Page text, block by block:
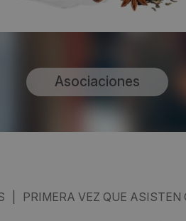
Asociaciones
PRIMERA VEZ QUE ASISTEN